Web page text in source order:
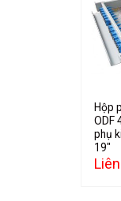
Hộp
ODF
phụ
19″